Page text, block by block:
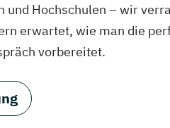
Hochschulen – wir
erwartet, wie man die
vorbereitet.